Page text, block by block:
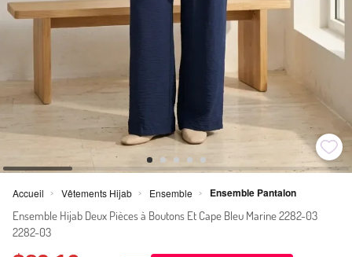
Accueil > Vêtements Hijab > Ensemble > Ensemble Pantalon
Ensemble Hijab Deux Pièces à Boutons Et Cape Bleu Marine 2282-03
2282-03